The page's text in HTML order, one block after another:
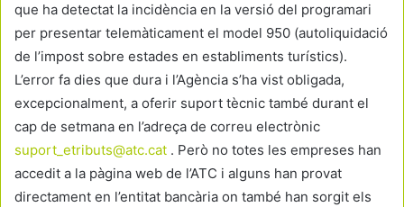
que ha detectat la incidència en la versió del programari
per presentar telemàticament el model 950 (autoliquidació
de l’impost sobre estades en establiments turístics).
L’error fa dies que dura i l’Agència s’ha vist obligada,
excepcionalment, a oferir suport tècnic també durant el
cap de setmana en l’adreça de correu electrònic
suport_etributs@atc.cat . Però no totes les empreses han
accedit a la pàgina web de l’ATC i alguns han provat
directament en l’entitat bancària on també han sorgit els